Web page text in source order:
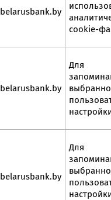
belarusbank.by
cookie-
belarusbank.by
Для
belarusbank.by
Для